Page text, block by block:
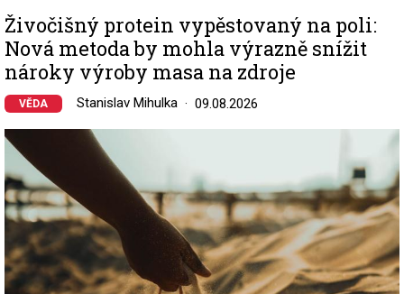
Živočišný protein vypěstovaný na poli:
Nová metoda by mohla výrazně snížit
nároky výroby masa na zdroje
VĚDA Stanislav Mihulka 09.08.2026
Image